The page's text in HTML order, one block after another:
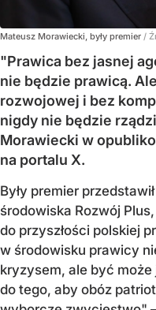
Mateusz Morawiecki, były premier /
"Prawica bez jasnej
nie będzie prawicą.
rozwojowej i bez
nigdy nie będzie
Morawiecki w
na portalu X.
Były premier
środowiska Rozwój
do przyszłości polskiej
w środowisku prawicy
kryzysem, ale być
do tego, aby obóz